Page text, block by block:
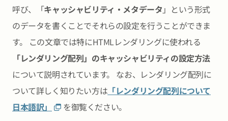
呼び、「キャッシャビリティ・メタデータ 」という形式
のデータを書くことでそれらの設定を行うことができま
す。 この文章では特にHTMLレンダリングに使われる
「レンダリング配列」のキャッシャビリティの設定方法
について説明されています。 なお、レンダリング配列に
ついて詳しく知りたい方は 「レンダリング配列について
日本語訳」
を御覧ください。